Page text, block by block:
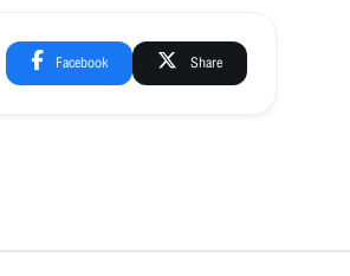
Facebook Share